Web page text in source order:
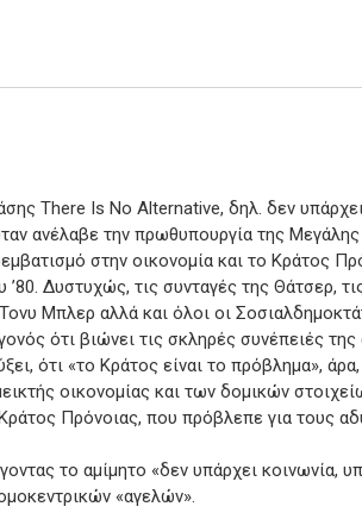
There Ιs Νo Αlternative, δηλ. δεν
ανέλαβε την πρωθυπουργία της
στην οικονομία και το Κράτος
Δυστυχώς, τις συνταγές της Θάτσερ,
Μπλερ αλλά και όλοι οι
ότι βιώνει τις σκληρές συνέπειές
ότι «το Κράτος είναι το πρόβλημα»,
οικονομίας και των δομικών
Πρόνοιας, που πρόβλεπε για τους
το αμίμητο «δεν υπάρχει κοινωνία,
«αγελών».